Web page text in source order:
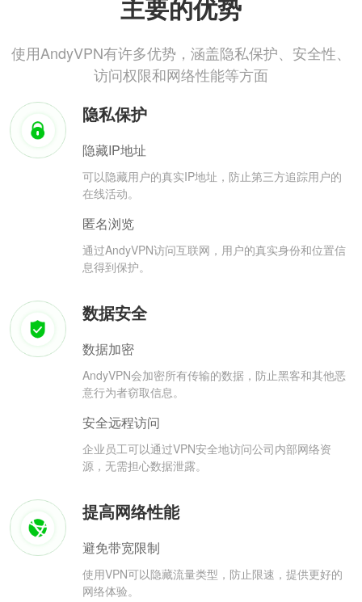
主要的优势
使用AndyVPN有许多优势，涵盖隐私保护、安全性、
访问权限和网络性能等方面
隐私保护
隐藏IP地址
可以隐藏用户的真实IP地址，防止第三方追踪用户的
在线活动。
匿名浏览
通过AndyVPN访问互联网，用户的真实身份和位置信
息得到保护。
数据安全
数据加密
AndyVPN会加密所有传输的数据，防止黑客和其他恶
意行为者窃取信息。
安全远程访问
企业员工可以通过VPN安全地访问公司内部网络资
源，无需担心数据泄露。
提高网络性能
避免带宽限制
使用VPN可以隐藏流量类型，防止限速，提供更好的
网络体验。